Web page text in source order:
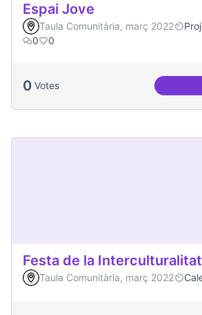
Espai Jove
Taula Comunitària, març 2022
0
0
0 Votes
Festa de la Interculturalitat
Taula Comunitària, març 2022